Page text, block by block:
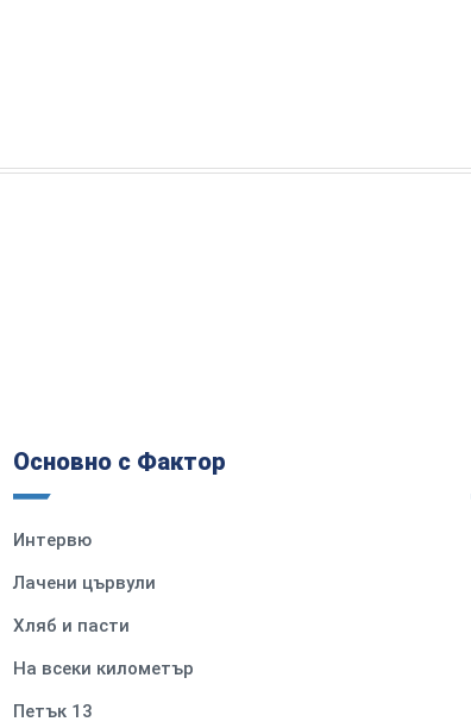
Основно с Фактор
Интервю
Лачени цървули
Хляб и пасти
На всеки километър
Петък 13